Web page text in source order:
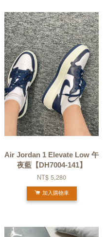
Air Jordan 1 Elevate Low 午
夜藍【DH7004-141】
NT$ 5,280
加入購物車